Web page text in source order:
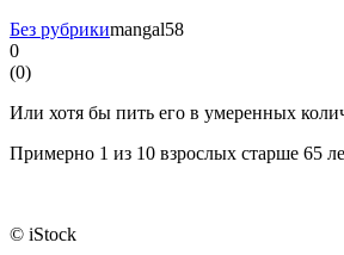
Без рубрикиmangal58
0
(0)
Или хотя бы пить его в умеренных
Примерно 1 из 10 взрослых старше 65
© iStock